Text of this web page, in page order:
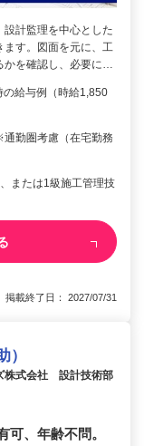
計監理を中心とした
ます。図面を元に、工
かを確認し、必要に…
給与例（時給1,850
勤圏考慮（在宅勤務
または1級施工管理技
載終了日： 2027/07/31
株式会社 設計技術部
、年齢不問。